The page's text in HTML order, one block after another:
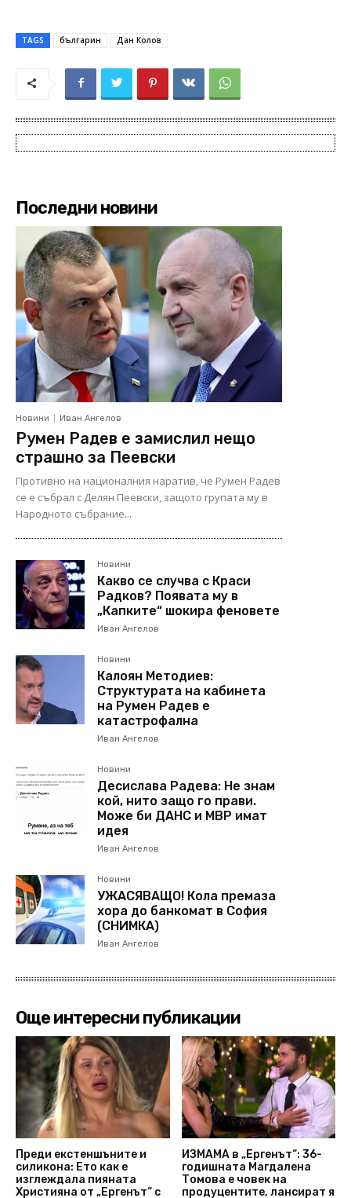
TAGS българин Дан Колов
Последни новини
Новини Иван Ангелов
Румен Радев е замислил нещо
страшно за Пеевски
Противно на националния наратив, че Румен Радев
се е събрал с Делян Пеевски, защото групата му в
Народното събрание...
Новини
Какво се случва с Краси
Радков? Появата му в
„Капките“ шокира феновете
Иван Ангелов
Новини
Калоян Методиев:
Структурата на кабинета
на Румен Радев е
катастрофална
Иван Ангелов
Новини
Десислава Радева: Не знам
кой, нито защо го прави.
Може би ДАНС и МВР имат
идея
Иван Ангелов
Новини
УЖАСЯВАЩО! Кола премаза
хора до банкомат в София
(СНИМКА)
Иван Ангелов
Още интересни публикации
Преди екстеншъните и
силикона: Ето как е
изглеждала пияната
Християна от „Ергенът“ с
ИЗМАМА в „Ергенът“: 36-
годишната Магдалена
Томова е човек на
продуцентите, лансират я